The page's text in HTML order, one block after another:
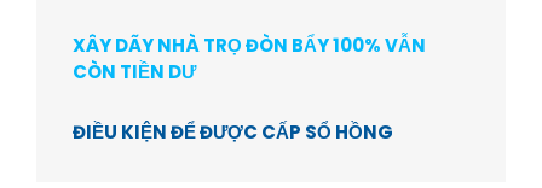
XÂY DÃY NHÀ TRỌ ĐÒN BẨY 100% VẪN
CÒN TIỀN DƯ
ĐIỀU KIỆN ĐỂ ĐƯỢC CẤP SỔ HỒNG